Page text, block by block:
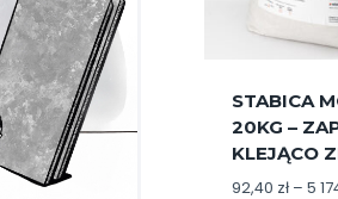
STABICA
20KG –
KLEJĄCO
92,40 zł – 5